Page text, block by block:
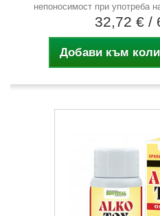
непоносимост при употреба
32,72 € /
Добави към